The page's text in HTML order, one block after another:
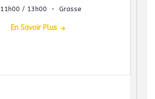
11h00 / 13h00 - Grasse
En Savoir Plus